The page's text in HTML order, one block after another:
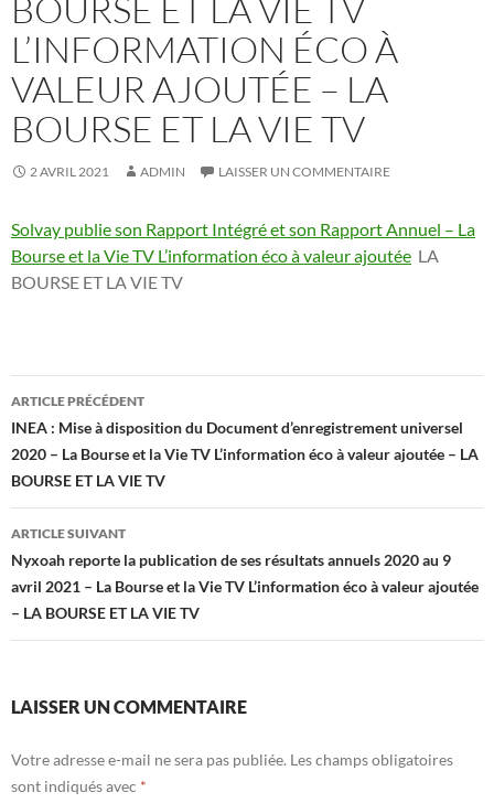
BOURSE ET LA VIE TV
L’INFORMATION ÉCO À
VALEUR AJOUTÉE – LA
BOURSE ET LA VIE TV
2 AVRIL 2021 ADMIN LAISSER UN COMMENTAIRE
Solvay publie son Rapport Intégré et son Rapport Annuel – La
Bourse et la Vie TV L’information éco à valeur ajoutée LA
BOURSE ET LA VIE TV
Navigation
des
articles
ARTICLE PRÉCÉDENT
INEA : Mise à disposition du Document d’enregistrement universel
2020 – La Bourse et la Vie TV L’information éco à valeur ajoutée – LA
BOURSE ET LA VIE TV
ARTICLE SUIVANT
Nyxoah reporte la publication de ses résultats annuels 2020 au 9
avril 2021 – La Bourse et la Vie TV L’information éco à valeur ajoutée
– LA BOURSE ET LA VIE TV
LAISSER UN COMMENTAIRE
Votre adresse e-mail ne sera pas publiée. Les champs obligatoires
sont indiqués avec *